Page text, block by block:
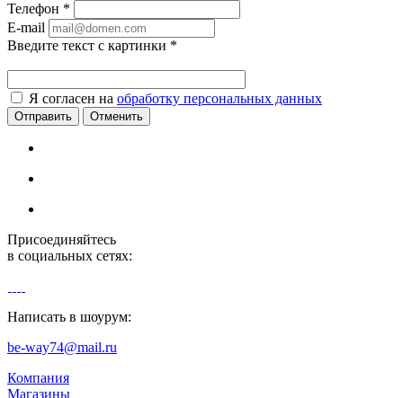
Телефон *
E-mail
Введите текст с картинки *
Я согласен на обработку персональных данных
Отменить
Присоединяйтесь
в социальных сетях:
Написать в шоурум:
be-way74@mail.ru
Компания
Магазины